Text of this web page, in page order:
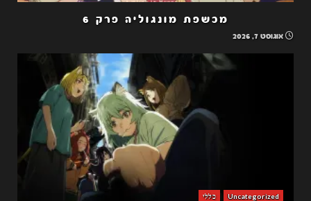
מכשפת מונגוליה פרק 6
אוגוסט 7, 2026
Uncategorized כללי